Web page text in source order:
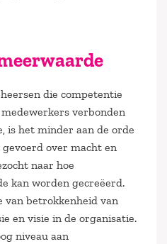
die competentie
verbonden
is het minder aan de orde
over macht en
naar hoe
kan worden gecreëerd.
van betrokkenheid van
en visie in de organisatie.
niveau aan